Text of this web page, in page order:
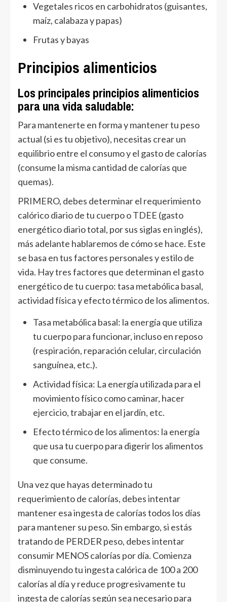
Vegetales ricos en carbohidratos (guisantes,
maíz, calabaza y papas)
Frutas y bayas
Principios alimenticios
Los principales principios alimenticios
para una vida saludable:
Para mantenerte en forma y mantener tu peso
actual (si es tu objetivo), necesitas crear un
equilibrio entre el consumo y el gasto de calorías
(consume la misma cantidad de calorías que
quemas).
PRIMERO, debes determinar el requerimiento
calórico diario de tu cuerpo o TDEE (gasto
energético diario total, por sus siglas en inglés),
más adelante hablaremos de cómo se hace. Este
se basa en tus factores personales y estilo de
vida. Hay tres factores que determinan el gasto
energético de tu cuerpo: tasa metabólica basal,
actividad física y efecto térmico de los alimentos.
Tasa metabólica basal: la energía que utiliza
tu cuerpo para funcionar, incluso en reposo
(respiración, reparación celular, circulación
sanguínea, etc.).
Actividad física: La energía utilizada para el
movimiento físico como caminar, hacer
ejercicio, trabajar en el jardín, etc.
Efecto térmico de los alimentos: la energía
que usa tu cuerpo para digerir los alimentos
que consume.
Una vez que hayas determinado tu
requerimiento de calorías, debes intentar
mantener esa ingesta de calorías todos los días
para mantener su peso. Sin embargo, si estás
tratando de PERDER peso, debes intentar
consumir MENOS calorías por día. Comienza
disminuyendo tu ingesta calórica de 100 a 200
calorías al día y reduce progresivamente tu
ingesta de calorías según sea necesario para